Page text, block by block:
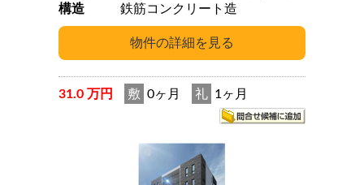
構造
鉄筋コンクリート造
31.0 万円 敷 0ヶ月 礼 1ヶ月